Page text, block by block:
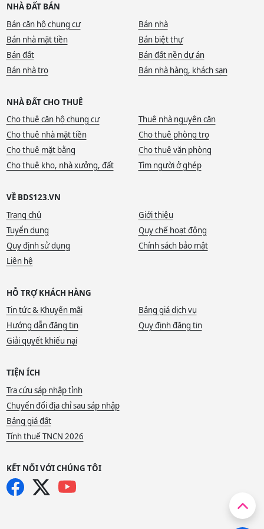
NHÀ ĐẤT BÁN
Bán căn hộ chung cư
Bán nhà
Bán nhà mặt tiền
Bán biệt thự
Bán đất
Bán đất nền dự án
Bán nhà trọ
Bán nhà hàng, khách sạn
NHÀ ĐẤT CHO THUÊ
Cho thuê căn hộ chung cư
Thuê nhà nguyên căn
Cho thuê nhà mặt tiền
Cho thuê phòng trọ
Cho thuê mặt bằng
Cho thuê văn phòng
Cho thuê kho, nhà xưởng, đất
Tìm người ở ghép
VỀ BDS123.VN
Trang chủ
Giới thiệu
Tuyển dụng
Quy chế hoạt động
Quy định sử dụng
Chính sách bảo mật
Liên hệ
HỖ TRỢ KHÁCH HÀNG
Tin tức & Khuyến mãi
Bảng giá dịch vụ
Hướng dẫn đăng tin
Quy định đăng tin
Giải quyết khiếu nại
TIỆN ÍCH
Tra cứu sáp nhập tỉnh
Chuyển đổi địa chỉ sau sáp nhập
Bảng giá đất
Tính thuế TNCN 2026
KẾT NỐI VỚI CHÚNG TÔI